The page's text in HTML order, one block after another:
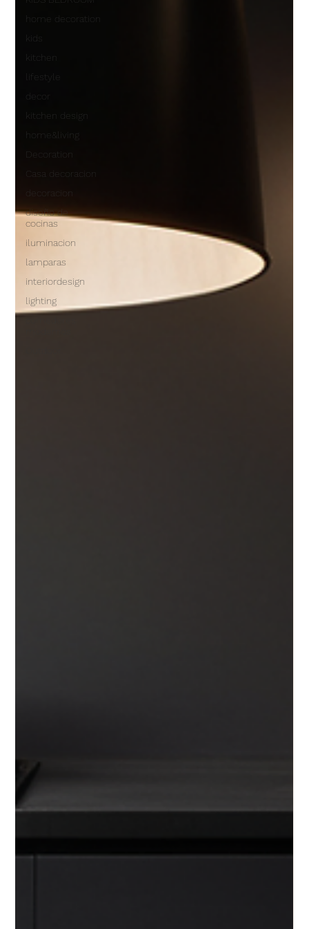
home decoration
kids
kitchen
lifestyle
decor
kitchen design
home&living
Decoration
Casa decoracion
decoracion
diseño de
cocinas
iluminacion
lamparas
interiordesign
lighting